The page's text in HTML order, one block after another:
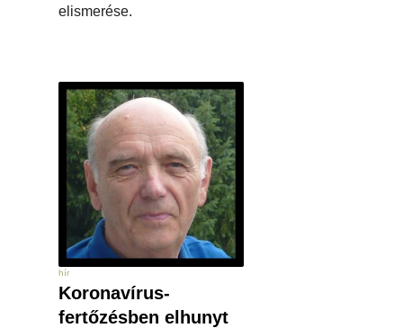
elismerése.
hír
Koronavírus-
fertőzésben elhunyt